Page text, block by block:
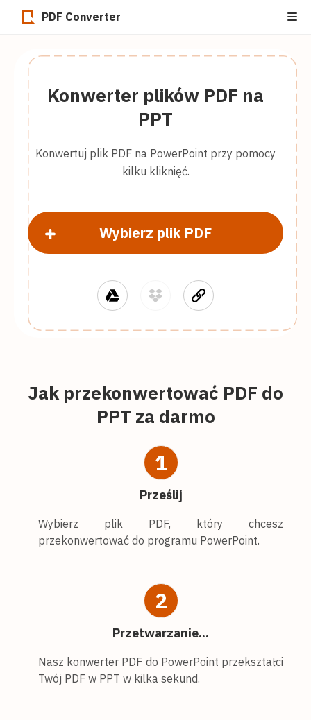
PDF Converter
Konwerter plików PDF na
PPT
Konwertuj plik PDF na PowerPoint przy pomocy
kilku kliknięć.
Wybierz plik PDF
Jak przekonwertować PDF do
PPT za darmo
1
Prześlij
Wybierz plik PDF, który chcesz
przekonwertować do programu PowerPoint.
2
Przetwarzanie...
Nasz konwerter PDF do PowerPoint przekształci
Twój PDF w PPT w kilka sekund.